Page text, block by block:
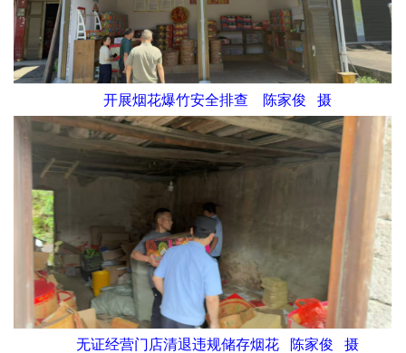
开展烟花爆竹安全排查 陈家俊 摄
无证经营门店清退违规储存烟花 陈家俊 摄